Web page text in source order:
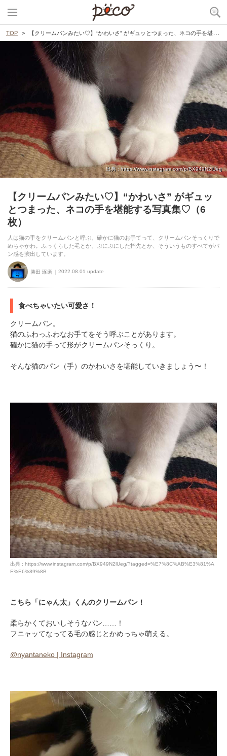
TOP 【クリームパンみたい♡】“かわいさ” がギュッとつまった、ネコの手を堪能する写真集♡（6枚）
出典 : https://www.instagram.com/p/BX949N2lUeg
【クリームパンみたい♡】“かわいさ” がギュッ
とつまった、ネコの手を堪能する写真集♡（6
枚）
人は猫の手をクリームパンと呼ぶ。確かに猫のお手てって、クリームパンそっくりで
めちゃかわ。ふっくらした毛とか、ぷにぷにした指先とか、そういうものすべてがパ
ン感を演出しています。
勝田 琢磨 2022.08.01 update
食べちゃいたい可愛さ！
クリームパン。
猫のふわっふわなお手てをそう呼ぶことがあります。
確かに猫の手って形がクリームパンそっくり。
そんな猫のパン（手）のかわいさを堪能していきましょう〜！
出典 : https://www.instagram.com/p/BX949N2lUeg/?tagged=%E7%8C%AB%E3%81%A
E%E6%89%8B
こちら「にゃん太」くんのクリームパン！
柔らかくておいしそうなパン……！
フニャッてなってる毛の感じとかめっちゃ萌える。
@nyantaneko | Instagram